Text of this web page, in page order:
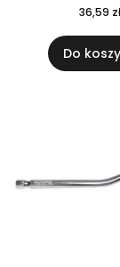
36,59 zł
Do